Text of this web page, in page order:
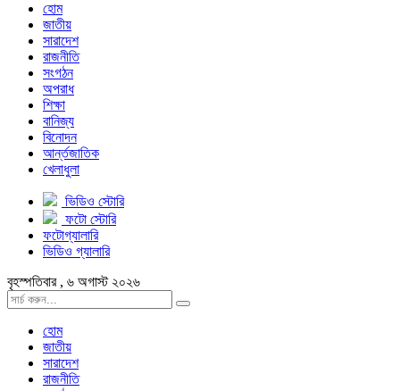
হোম
জাতীয়
সারাদেশ
রাজনীতি
সংগঠন
অপরাধ
শিক্ষা
বানিজ্য
বিনোদন
আর্ন্তজাতিক
খেলাধুলা
ভিডিও স্টোরি
ফটো স্টোরি
ফটোগ্যালারি
ভিডিও গ্যালারি
বৃহস্পতিবার , ৬ অগাস্ট ২০২৬
হোম
জাতীয়
সারাদেশ
রাজনীতি